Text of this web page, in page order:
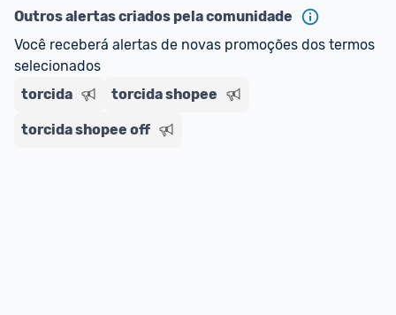
Outros alertas criados pela comunidade
Você receberá alertas de novas promoções dos termos
selecionados
torcida
torcida shopee
torcida shopee off